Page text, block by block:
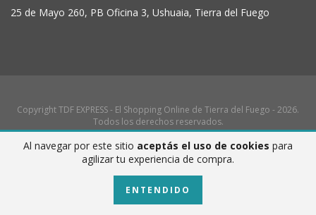
Al navegar por este sitio aceptás el uso de cookies para
agilizar tu experiencia de compra.
ENTENDIDO
25 de Mayo 260, PB Oficina 3, Ushuaia, Tierra del Fuego
Copyright TDF EXPRESS - El Shopping Online de Tierra del Fuego - 2026.
Todos los derechos reservados.
Defensa de las y los consumidores. Para reclamos
ingresá acá.
Botón de arrepentimiento